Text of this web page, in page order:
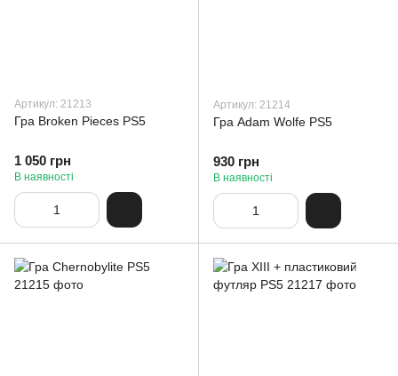
Артикул: 21213
Гра Broken Pieces PS5
1 050 грн
В наявності
Артикул: 21214
Гра Adam Wolfe PS5
930 грн
В наявності